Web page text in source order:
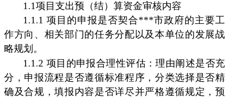
1.1项目支出预（结）算资金审核内容
1.1.1 项目的申报是否契合***市政府的主要工
作方向、相关部门的任务分配以及本单位的发展战
略规划。
1.1.2 项目的申报合理性评估：理由阐述是否充
分，申报流程是否遵循标准程序，分类选择是否精
确及合规，填报内容是否详尽并严格遵循规定，预